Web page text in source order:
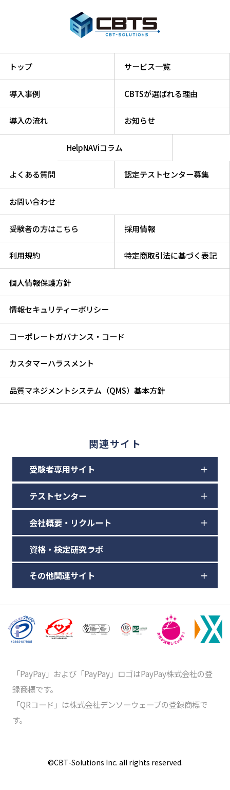
トップ サービス一覧
導入事例 CBTSが選ばれる理由
導入の流れ お知らせ
HelpNAViコラム
よくある質問 認定テストセンター募集
お問い合わせ
受験者の方はこちら 採用情報
利用規約 特定商取引法に基づく表記
個人情報保護方針
情報セキュリティーポリシー
コーポレートガバナンス・コード
カスタマーハラスメント
品質マネジメントシステム（QMS）基本方針
関連サイト
受験者専用サイト
テストセンター
会社概要・リクルート
資格・検定研究ラボ
その他関連サイト
「PayPay」および「PayPay」ロゴはPayPay株式会社の登
録商標です。
「QRコード」は株式会社デンソーウェーブの登録商標で
す。
©️CBT-Solutions Inc. all rights reserved.